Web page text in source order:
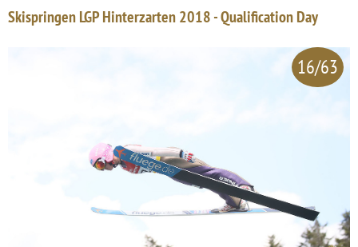
Skispringen LGP Hinterzarten 2018 - Qualification Day
16/63